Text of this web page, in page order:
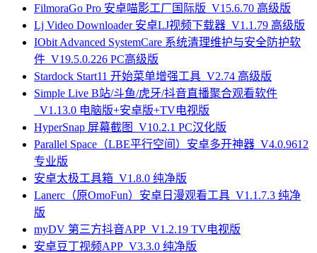
FilmoraGo Pro 安卓喵影工厂国际版_V15.6.70 高级版
Lj Video Downloader 安卓LJ视频下载器_V1.1.79 高级版
IObit Advanced SystemCare 系统清理维护与安全防护软
件_V19.5.0.226 PC高级版
Stardock Start11 开始菜单增强工具_V2.74 高级版
Simple Live B站/斗鱼/虎牙/抖音直播聚合观看软件
_V1.13.0 电脑版+安卓版+TV电视版
HyperSnap 屏幕截图_V10.2.1 PC汉化版
Parallel Space（LBE平行空间）安卓多开神器_V4.0.9612
专业版
安卓太极工具箱_V1.8.0 纯净版
Lanerc（原OmoFun）安卓日漫观看工具_V1.1.7.3 纯净
版
myDV 第三方抖音APP_V1.2.19 TV电视版
安卓豆丁视频APP_V3.3.0 纯净版